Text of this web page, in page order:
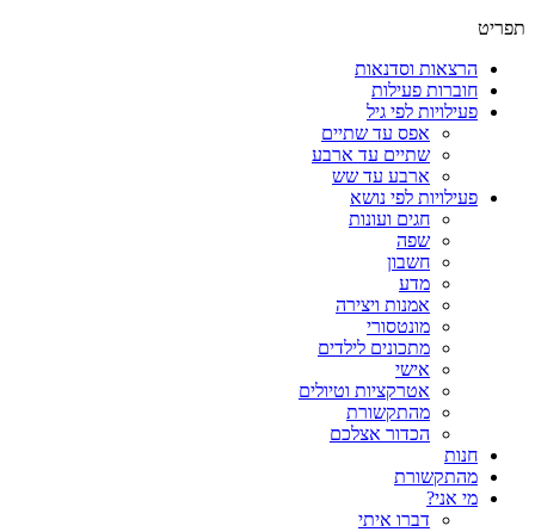
תפריט
הרצאות וסדנאות
חוברות פעילות
פעילויות לפי גיל
אפס עד שתיים
שתיים עד ארבע
ארבע עד שש
פעילויות לפי נושא
חגים ועונות
שפה
חשבון
מדע
אמנות ויצירה
מונטסורי
מתכונים לילדים
אישי
אטרקציות וטיולים
מהתקשורת
הכדור אצלכם
חנות
מהתקשורת
מי אני?
דברו איתי